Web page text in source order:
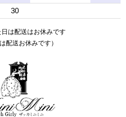
30
は配送はお休みです
配送お休みです）